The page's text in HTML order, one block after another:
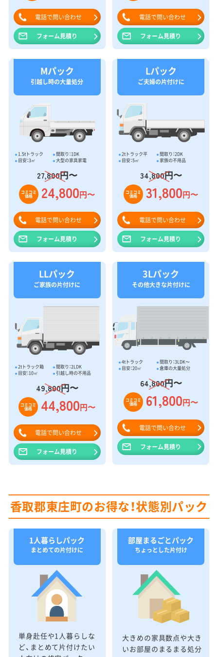
電話で問い合わせ
フォーム見積り
電話で問い合わせ
フォーム見積り
Mパック
引越し時の大量処分
1.5tトラック
間取り：1DK
目安：3㎥
大型の家具家電
27,800円〜
コミコミ
価格 24,800円〜
電話で問い合わせ
フォーム見積り
Lパック
ご夫婦の片付けに
2tトラック平
間取り：2DK
目安：5㎥
家族の不用品
34,800円〜
コミコミ
価格 31,800円〜
電話で問い合わせ
フォーム見積り
LLパック
ご家族の片付けに
2tトラック箱
間取り：2LDK
目安：10㎥
引越し時の不用品
49,800円〜
コミコミ
価格 44,800円〜
電話で問い合わせ
フォーム見積り
3Lパック
その他大きな片付けに
4tトラック
間取り：3LDK〜
目安：20㎥
倉庫の大量処分
64,800円〜
コミコミ
価格 61,800円〜
電話で問い合わせ
フォーム見積り
香取郡東庄町のお得な！状態別パック
1人暮らしパック
まとめての片付けに
単身赴任や1人暮らしな
ど、まとめて片付けたい
部屋まるごとパック
ちょっとした片付け
大きめの家具数点や大き
いお部屋のまるまる処分